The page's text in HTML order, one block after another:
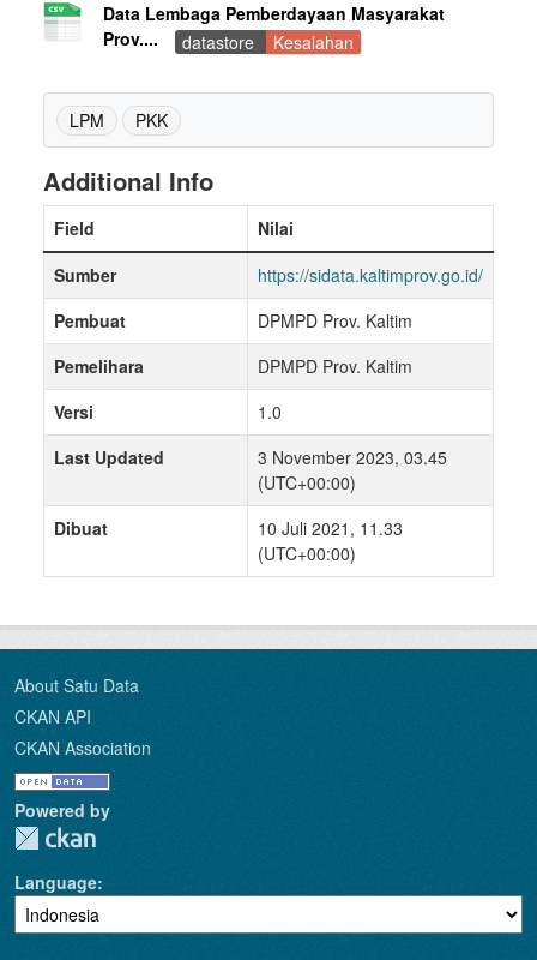
Data Lembaga Pemberdayaan Masyarakat
Prov....
datastore Kesalahan
LPM PKK
Additional Info
Field
Nilai
Sumber
https://sidata.kaltimprov.go.id/
Pembuat
DPMPD Prov. Kaltim
Pemelihara
DPMPD Prov. Kaltim
Versi
1.0
Last Updated
3 November 2023, 03.45
(UTC+00:00)
Dibuat
10 Juli 2021, 11.33
(UTC+00:00)
About Satu Data
CKAN API
CKAN Association
Powered by
Language